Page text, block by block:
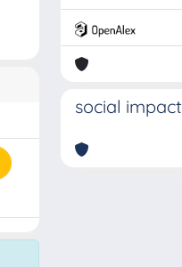
social impact